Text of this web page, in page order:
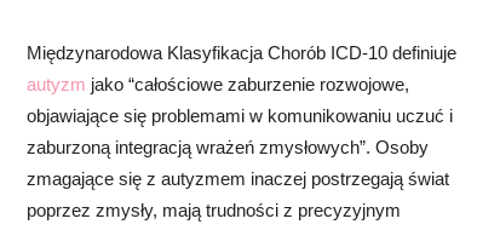
Międzynarodowa Klasyfikacja Chorób ICD-10 definiuje
autyzm jako “całościowe zaburzenie rozwojowe,
objawiające się problemami w komunikowaniu uczuć i
zaburzoną integracją wrażeń zmysłowych”. Osoby
zmagające się z autyzmem inaczej postrzegają świat
poprzez zmysły, mają trudności z precyzyjnym